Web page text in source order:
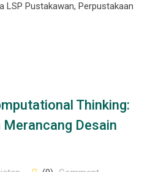
LSP Pustakawan, Perpustakaan
Thinking:
Desain